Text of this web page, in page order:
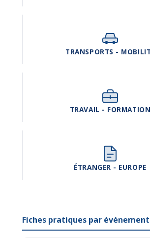
TRANSPORTS -
TRAVAIL - FORMATION
ÉTRANGER - EUROPE
Fiches pratiques par